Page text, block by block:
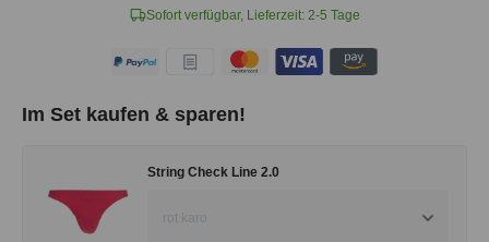
Sofort verfügbar, Lieferzeit: 2-5 Tage
Im Set kaufen & sparen!
String Check Line 2.0
rot karo